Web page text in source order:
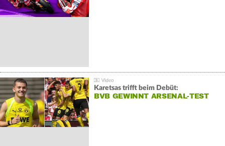
Karetsas trifft beim Debüt:
BVB GEWINNT ARSENAL-TEST